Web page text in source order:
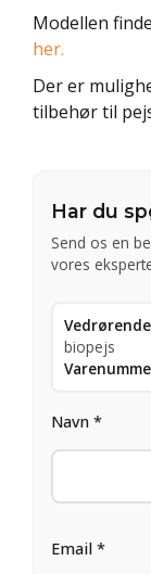
Modellen
her.
Der er
tilbehør til
Har du
Send os en
vores
biopejs
Navn *
Email *